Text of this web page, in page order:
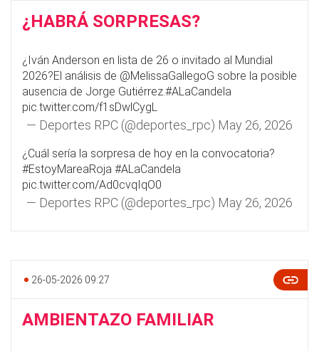
¿HABRÁ SORPRESAS?
¿Iván Anderson en lista de 26 o invitado al Mundial
2026?El análisis de @MelissaGallegoG sobre la posible
ausencia de Jorge Gutiérrez.#ALaCandela
pic.twitter.com/f1sDwlCygL
— Deportes RPC (@deportes_rpc) May 26, 2026
¿Cuál sería la sorpresa de hoy en la convocatoria?
#EstoyMareaRoja #ALaCandela
pic.twitter.com/Ad0cvqIqO0
— Deportes RPC (@deportes_rpc) May 26, 2026
26-05-2026 09:27
AMBIENTAZO FAMILIAR